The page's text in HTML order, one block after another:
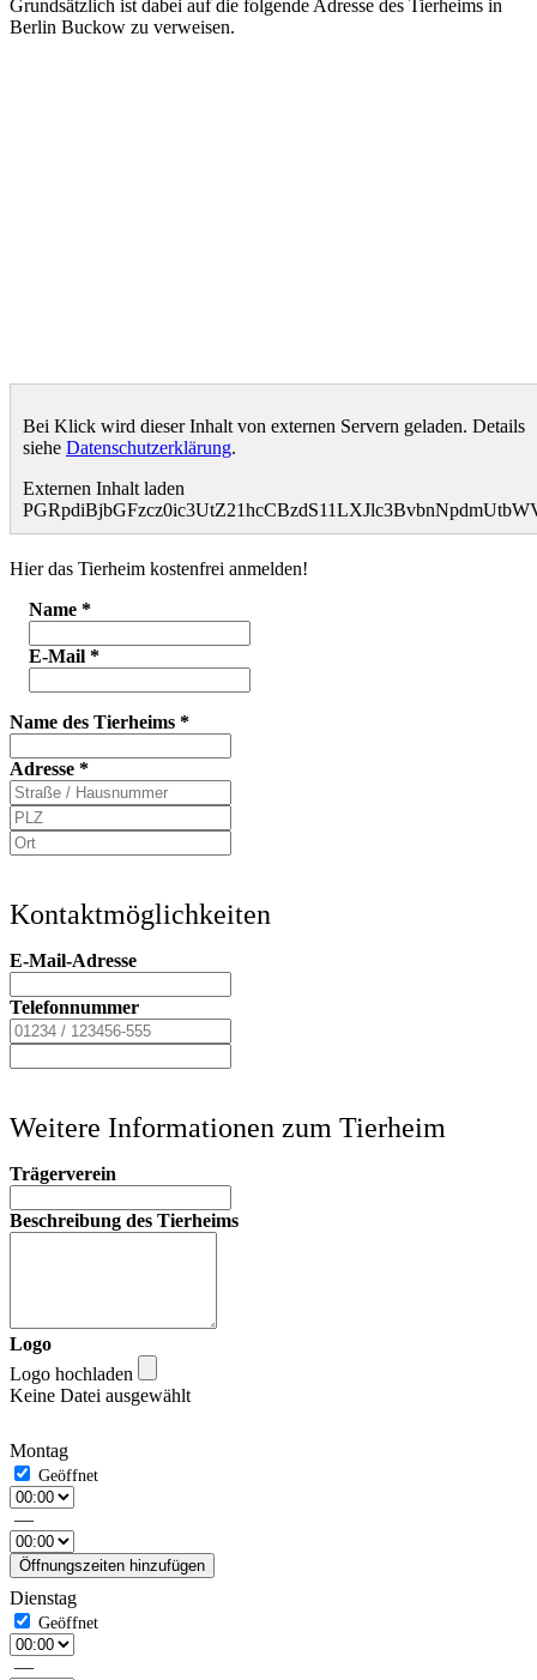
Grundsätzlich ist dabei auf die folgende Adresse des Tierheims in
Berlin Buckow zu verweisen.
Bei Klick wird dieser Inhalt von externen Servern geladen. Details
siehe Datenschutzerklärung.
Externen Inhalt laden
Hier das Tierheim kostenfrei anmelden!
Name *
E-Mail *
Name des Tierheims *
Adresse *
Kontaktmöglichkeiten
E-Mail-Adresse
Telefonnummer
Weitere Informationen zum Tierheim
Trägerverein
Beschreibung des Tierheims
Logo
Logo hochladen
Keine Datei ausgewählt
Montag
—
Öffnungszeiten hinzufügen
Dienstag
—